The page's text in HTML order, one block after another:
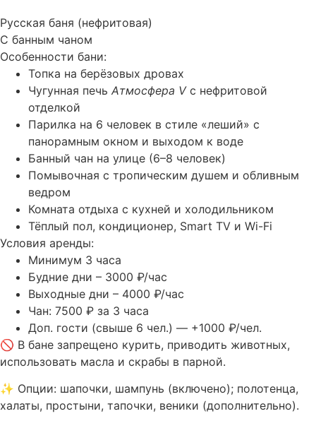
Русская баня (нефритовая)
С банным чаном
Особенности бани:
Топка на берёзовых дровах
Чугунная печь Атмосфера Vс нефритовой
отделкой
Парилка на 6 человек в стиле «леший» с
панорамным окном и выходом к воде
Банный чан на улице (6–8 человек)
Помывочная с тропическим душем и обливным
ведром
Комната отдыха с кухней и холодильником
Тёплый пол, кондиционер, Smart TV и Wi-Fi
Условия аренды:
Минимум 3 часа
Будние дни – 3000 ₽/час
Выходные дни – 4000 ₽/час
Чан: 7500 ₽ за 3 часа
Доп. гости (свыше 6 чел.) — +1000 ₽/чел.
🚫 В бане запрещено курить, приводить животных,
использовать масла и скрабы в парной.
✨ Опции: шапочки, шампунь (включено); полотенца,
халаты, простыни, тапочки, веники (дополнительно).